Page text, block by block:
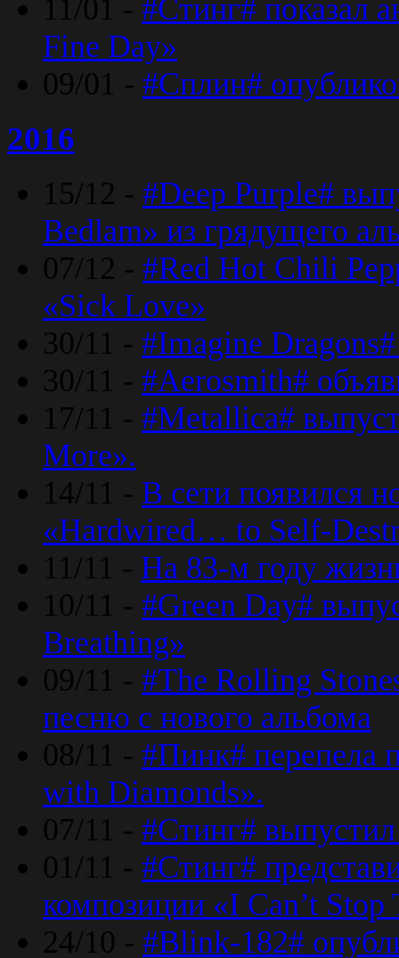
11/01 - #Стинг# показал
Fine Day»
09/01 - #Сплин#
2016
15/12 - #Deep Purple#
Bedlam» из грядущего
07/12 - #Red Hot Chili
«Sick Love»
30/11 - #Imagine
30/11 - #Aerosmith#
17/11 - #Metallica#
More».
14/11 - В сети появился
«Hardwired… to Self-
11/11 - На 83-м году
10/11 - #Green Day#
Breathing»
09/11 - #The Rolling
песню с нового альбома
08/11 - #Пинк# перепела
with Diamonds».
07/11 - #Стинг#
01/11 - #Стинг#
композиции «I Can’t
24/10 - #Blink-182#